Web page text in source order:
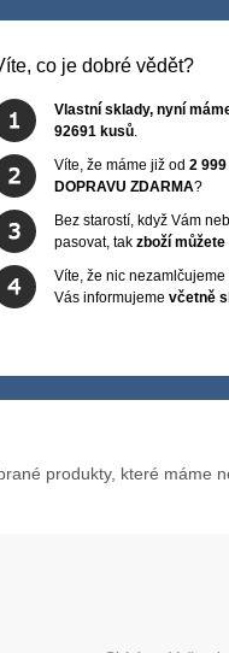
co je dobré vědět?
Vlastní sklady, nyní
92691 kusů.
Víte, že máme již od 2
DOPRAVU ZDARMA?
Bez starostí, když Vám
pasovat, tak zboží
Víte, že nic nezamlčujeme
Vás informujeme včetně
produkty, které máme